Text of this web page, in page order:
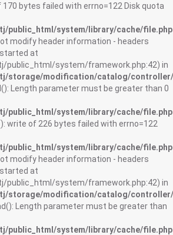
bytes failed with errno=122 Disk quota
public_html/system/library/cache/file.php
modify header information - headers
at
public_html/system/framework.php:42) in
storage/modification/catalog/
Length parameter must be greater than 0
public_html/system/library/cache/file.php
write of 226 bytes failed with errno=122
public_html/system/library/cache/file.php
modify header information - headers
at
public_html/system/framework.php:42) in
storage/modification/catalog/
Length parameter must be greater than
public_html/system/library/cache/file.php